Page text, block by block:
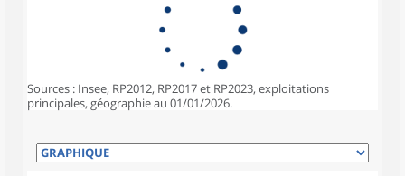
Sources : Insee, RP2012, RP2017 et RP2023, exploitations
principales, géographie au 01/01/2026.